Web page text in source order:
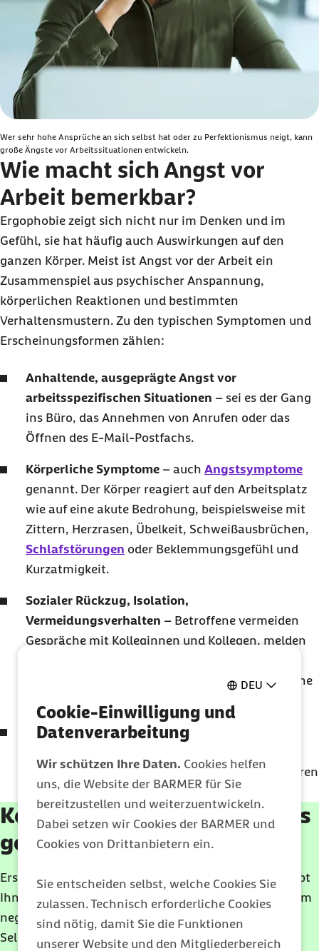
DEU
Cookie-Einwilligung und
Datenverarbeitung
Wir schützen Ihre Daten. Cookies helfen
uns, die Website der BARMER für Sie
bereitzustellen und weiterzuentwickeln.
Dabei setzen wir Cookies der BARMER und
Cookies von Drittanbietern ein.
Sie entscheiden selbst, welche Cookies Sie
zulassen. Technisch erforderliche Cookies
sind nötig, damit Sie die Funktionen
unserer Website und den Mitgliederbereich
Wer sehr hohe Ansprüche an sich selbst hat oder zu Perfektionismus neigt, kann
große Ängste vor Arbeitssituationen entwickeln.
Wie macht sich Angst vor
Arbeit bemerkbar?
Ergophobie zeigt sich nicht nur im Denken und im
Gefühl, sie hat häufig auch Auswirkungen auf den
ganzen Körper. Meist ist Angst vor der Arbeit ein
Zusammenspiel aus psychischer Anspannung,
körperlichen Reaktionen und bestimmten
Verhaltensmustern. Zu den typischen Symptomen und
Erscheinungsformen zählen:
Anhaltende, ausgeprägte Angst vor
arbeitsspezifischen Situationen – sei es der Gang
ins Büro, das Annehmen von Anrufen oder das
Öffnen des E-Mail-Postfachs.
Körperliche Symptome – auch Angstsymptome
genannt. Der Körper reagiert auf den Arbeitsplatz
wie auf eine akute Bedrohung, beispielsweise mit
Zittern, Herzrasen, Übelkeit, Schweißausbrüchen,
Schlafstörungen oder Beklemmungsgefühl und
Kurzatmigkeit.
Sozialer Rückzug, Isolation,
Vermeidungsverhalten – Betroffene vermeiden
Gespräche mit Kolleginnen und Kollegen, melden
Arbeitslosigkeit oder sagen Bewerbungsgespräche
Einschränkungen im sozialen und beruflichen
Aufgaben nicht mehr wahrnehmen, verlieren ihren
Arbeitsplatz oder geraten in finanzielle Nöte.
Kostenloses E-Book: 44 Tipps
gegen Angst, Wut & Trauer
Erste Hilfe für die Seele: Psychologin Vanessa Graf gibt
Ihnen 44 leicht anwendbare Übungen an die Hand, um
negative Gefühle aufzulösen und mehr
Selbstbewusstsein und Leichtigkeit zu gewinnen.